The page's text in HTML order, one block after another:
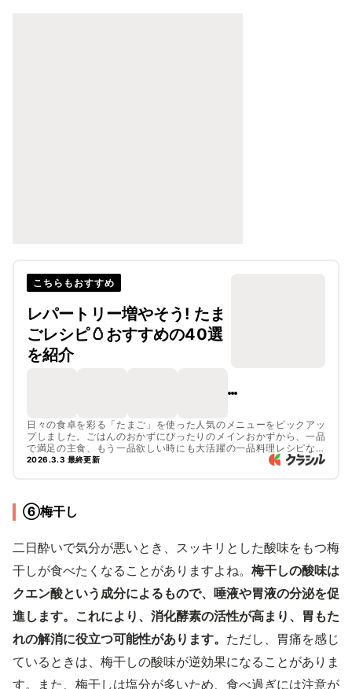
こちらもおすすめ
レパートリー増やそう! たま
ごレシピ🥚おすすめの40選
を紹介
日々の食卓を彩る「たまご」を使った人気のメニューをピックアッ
プしました。ごはんのおかずにぴったりのメインおかずから、一品
で満足の主食、もう一品欲しい時にも大活躍の一品料理レシピなど
幅広くご紹介しています。ぜひチェックしてみてくださいね。
2026.3.3 最終更新
⑥梅干し
二日酔いで気分が悪いとき、スッキリとした酸味をもつ梅
干しが食べたくなることがありますよね。 梅干しの酸味は
クエン酸という成分によるもので、唾液や胃液の分泌を促
進します。これにより、消化酵素の活性が高まり、胃もた
れの解消に役立つ可能性があります。 ただし、胃痛を感じ
ているときは、梅干しの酸味が逆効果になることがありま
す。また、梅干しは塩分が多いため、食べ過ぎには注意が